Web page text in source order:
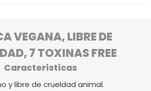
VEGANA, LIBRE DE
7 TOXINAS FREE
Caracteristicas
y libre de crueldad animal.